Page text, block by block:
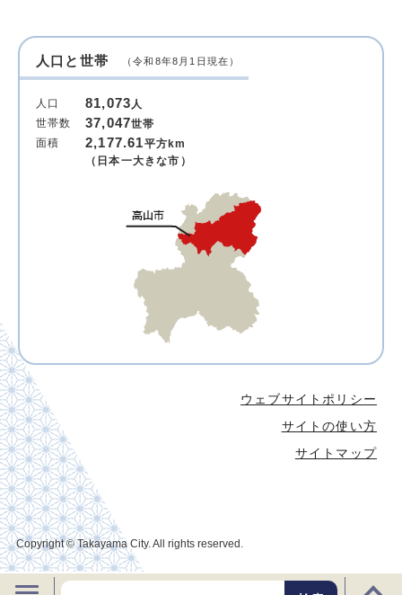
人口と世帯 （令和8年8月1日現在）
人口 81,073人
世帯数
37,047世帯
面積
2,177.61平方km
（日本一大きな市）
ウェブサイトポリシー
サイトの使い方
サイトマップ
Copyright © Takayama City. All rights reserved.